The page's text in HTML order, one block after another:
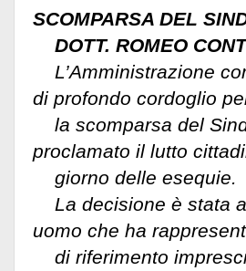
SCOMPARSA DEL
DOTT. ROMEO
L’Amministrazione
di profondo cordoglio
la scomparsa del
proclamato il lutto
giorno delle esequie.
La decisione è stata
uomo che ha
di riferimento